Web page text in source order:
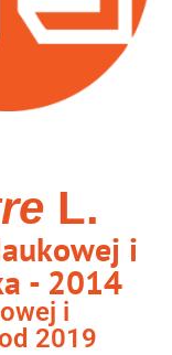
L.
i
- 2014
i
2019